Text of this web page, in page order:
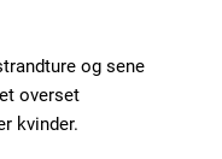
og sene
overset
kvinder.